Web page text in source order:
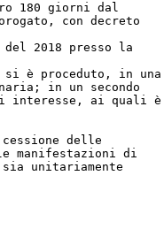
180 giorni dal
con decreto
2018 presso la
si è proceduto, in una
in un secondo
interesse, ai quali è
delle
manifestazioni di
unitariamente